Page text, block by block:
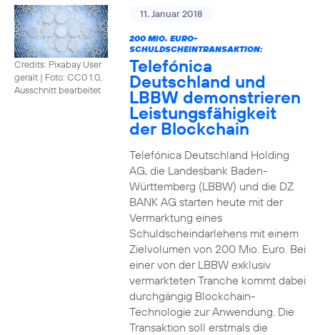
Credits: Pixabay User
geralt | Foto: CC0 1.0,
Ausschnitt bearbeitet
11. Januar 2018
200 MIO. EURO-
SCHULDSCHEINTRANSAKTION:
Telefónica
Deutschland und
LBBW demonstrieren
Leistungsfähigkeit
der Blockchain
Telefónica Deutschland Holding
AG, die Landesbank Baden-
Württemberg (LBBW) und die DZ
BANK AG starten heute mit der
Vermarktung eines
Schuldscheindarlehens mit einem
Zielvolumen von 200 Mio. Euro. Bei
einer von der LBBW exklusiv
vermarkteten Tranche kommt dabei
durchgängig Blockchain-
Technologie zur Anwendung. Die
Transaktion soll erstmals die